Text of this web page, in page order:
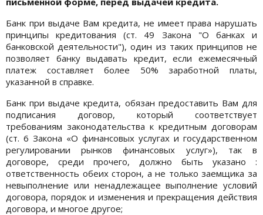
Банк при выдаче Вам кредита, не имеет права нарушать
принципы кредитования (ст. 49 Закона "О банках и
банковской деятельности"), один из таких принципов не
позволяет банку выдавать кредит, если ежемесячный
платеж составляет более 50% заработной платы,
указанной в справке.
Банк при выдаче кредита, обязан предоставить Вам для
подписания договор, который соответствует
требованиям законодательства к кредитным договорам
(ст. 6 Закона «О финансовых услугах и государственном
регулировании рынков финансовых услуг»), так в
договоре, среди прочего, должно быть указано :
ответственность обеих сторон, а не только заемщика за
невыполнение или ненадлежащее выполнение условий
договора, порядок и изменения и прекращения действия
договора, и многое другое;